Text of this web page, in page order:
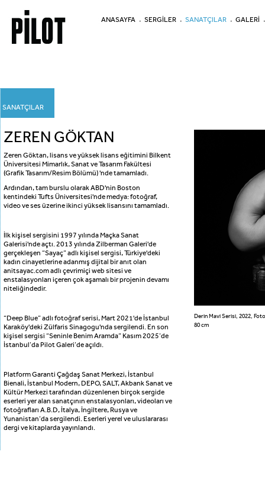
ANASAYFA SERGİLER SANATÇILAR GALERİ
SANATÇILAR
ZEREN GÖKTAN
Zeren Göktan, lisans ve yüksek lisans eğitimini Bilkent
Üniversitesi Mimarlık, Sanat ve Tasarım Fakültesi
(Grafik Tasarım/Resim Bölümü) 'nde tamamladı.
Ardından, tam burslu olarak ABD'nin Boston
kentindeki Tufts Üniversitesi'nde medya: fotoğraf,
video ve ses üzerine ikinci yüksek lisansını tamamladı.
İlk kişisel sergisini 1997 yılında Maçka Sanat
Galerisi'nde açtı. 2013 yılında Zilberman Galeri'de
gerçekleşen “Sayaç” adlı kişisel sergisi, Türkiye'deki
kadın cinayetlerine adanmış dijital bir anıt olan
anitsayac.com adlı çevrimiçi web sitesi ve
enstalasyonları içeren çok aşamalı bir projenin devamı
niteliğindedir.
“Deep Blue” adlı fotoğraf serisi, Mart 2021'de İstanbul
Karaköy'deki Zülfaris Sinagogu'nda sergilendi. En son
kişisel sergisi “Seninle Benim Aramda” Kasım 2025’de
İstanbul’da Pilot Galeri’de açıldı.
Platform Garanti Çağdaş Sanat Merkezi, İstanbul
Bienali, İstanbul Modern, DEPO, SALT, Akbank Sanat ve
Kültür Merkezi tarafından düzenlenen birçok sergide
eserleri yer alan sanatçının enstalasyonları, videoları ve
fotoğrafları A.B.D, İtalya, İngiltere, Rusya ve
Yunanistan’da sergilendi. Eserleri yerel ve uluslararası
dergi ve kitaplarda yayınlandı.
Derin Mavi Serisi, 2022,
80 cm